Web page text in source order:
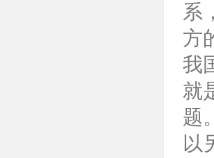
系
方
我
就
题
以